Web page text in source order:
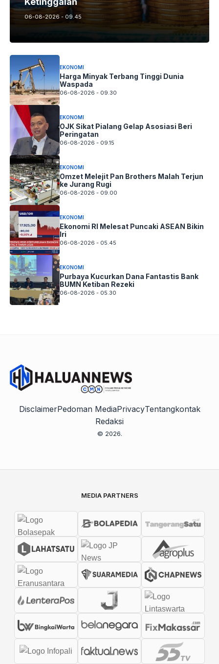
06-08-2026 - 09.45
EKONOMI
Harga Minyak Terbang Tinggi Dunia
Waspada
06-08-2026 - 09.30
EKONOMI
OJK Sikat Pialang Gelap Asosiasi Beri
Peringatan
06-08-2026 - 09.15
EKONOMI
Omzet Melejit Pan Brothers Malah Terjun
ke Jurang Rugi
06-08-2026 - 09.00
EKONOMI
Ekonomi RI Melesat Puncaki ASEAN Bikin
Iri
06-08-2026 - 05.45
EKONOMI
Purbaya Kucurkan Dana Fantastis Bank
BUMN Ketiban Rezeki
06-08-2026 - 05.30
DisclaimerPedoman MediaPrivacyTentangkontak
Redaksi
© 2026.
MEDIA PARTNERS